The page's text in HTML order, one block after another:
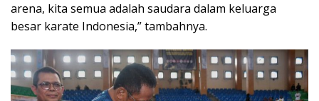
arena, kita semua adalah saudara dalam keluarga
besar karate Indonesia,” tambahnya.